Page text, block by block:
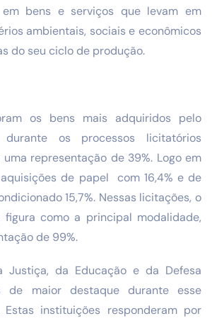
bens e serviços que levam em
ambientais, sociais e econômicos
do seu ciclo de produção.
os bens mais adquiridos pelo
durante os processos licitatórios
representação de 39%. Logo em
de papel com 16,4% e de
15,7%. Nessas licitações, o
figura como a principal modalidade,
de 99%.
Justiça, da Educação e da Defesa
de maior destaque durante esse
Estas instituições responderam por